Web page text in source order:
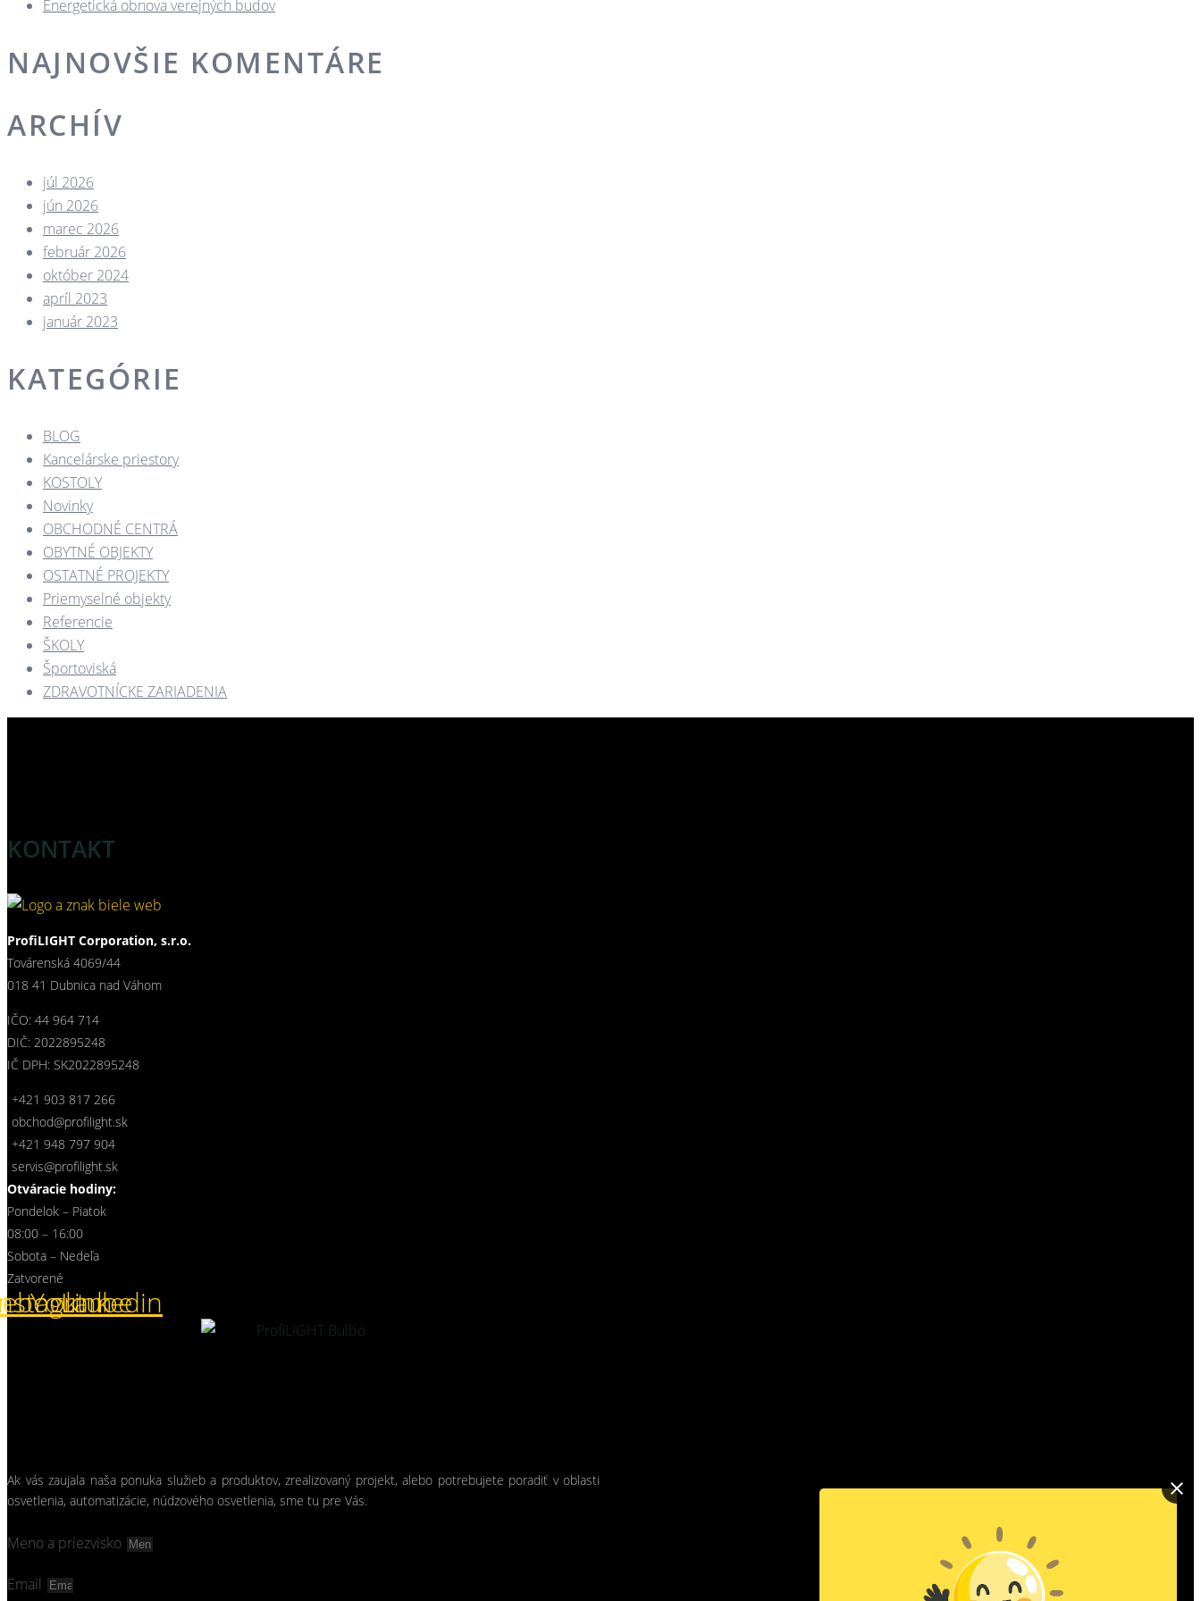
Energetická obnova verejných budov
NAJNOVŠIE KOMENTÁRE
ARCHÍV
júl 2026
jún 2026
marec 2026
február 2026
október 2024
apríl 2023
január 2023
KATEGÓRIE
BLOG
Kancelárske priestory
KOSTOLY​
Novinky
OBCHODNÉ CENTRÁ​
OBYTNÉ OBJEKTY​
OSTATNÉ PROJEKTY​
Priemyselné objekty
Referencie
ŠKOLY
Športoviská
ZDRAVOTNÍCKE ZARIADENIA​
KONTAKT
ProfiLIGHT Corporation, s.r.o.
Továrenská 4069/44
018 41 Dubnica nad Váhom
IČO: 44 964 714
DIČ: 2022895248
IČ DPH: SK2022895248
+421 903 817 266
obchod@profilight.sk
+421 948 797 904
servis@profilight.sk
Otváracie hodiny:
Pondelok – Piatok
08:00 – 16:00
Sobota – Nedeľa
Zatvorené
Youtube
Linkedin
Ak vás zaujala naša ponuka služieb a produktov, zrealizovaný projekt, alebo potrebujete poradiť v oblasti
osvetlenia, automatizácie, núdzového osvetlenia, sme tu pre Vás.
Meno a priezvisko
Email